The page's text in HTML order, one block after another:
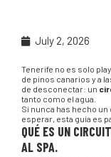
July 2, 2026
Tenerife no es solo
de pinos canarios y a
de desconectar: un
tanto como el agua.
Si nunca has hecho
esperar, esta guía es
QUÉ ES UN
AL SPA.